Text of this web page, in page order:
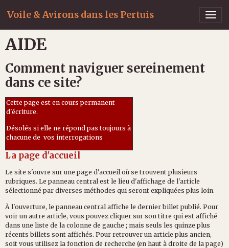
Voile & Avirons dans les Pertuis
AIDE
Comment naviguer sereinement
dans ce site?
Cette page est en cours permanent
d'écriture.
Désolés si elle ne répond pas toujours à
chacune de vos interrogations
La page d'accueil
Le site s'ouvre sur une page d'accueil où se trouvent plusieurs
rubriques. Le panneau central est le lieu d'affichage de l'article
sélectionné par diverses méthodes qui seront expliquées plus loin.
À l'ouverture, le panneau central affiche le dernier billet publié. Pour
voir un autre article, vous pouvez cliquer sur son titre qui est affiché
dans une liste de la colonne de gauche ; mais seuls les quinze plus
récents billets sont affichés. Pour retrouver un article plus ancien,
soit vous utilisez la fonction de recherche (en haut à droite de la page)